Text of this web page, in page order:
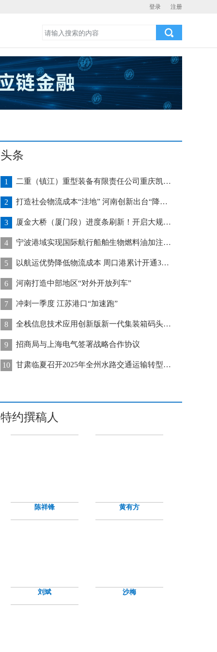
登录 注册
头条
1 二重（镇江）重型装备有限责任公司重庆凯瑞项目发运助力海上风电产业发展
2 打造社会物流成本“洼地” 河南创新出台“降本16条”
3 厦金大桥（厦门段）进度条刷新！开启大规模桥梁装配化施工新阶段
4 宁波港域实现国际航行船舶生物燃料油加注“零突破”
5 以航运优势降低物流成本 周口港累计开通32条集装箱航线
6 河南打造中部地区“对外开放列车”
7 冲刺一季度 江苏港口“加速跑”
8 全栈信息技术应用创新版新一代集装箱码头管控系统在天津港上线运行
9 招商局与上海电气签署战略合作协议
10 甘肃临夏召开2025年全州水路交通运输转型发展推进会
特约撰稿人
陈祥锋 黄有方
刘斌 沙梅